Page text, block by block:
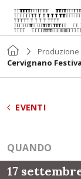
Cervignano
EVENTI
QUANDO
17